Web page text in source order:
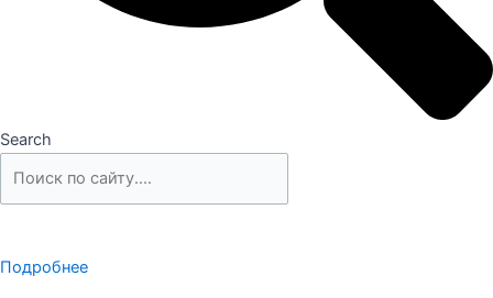
Search
Подробнее